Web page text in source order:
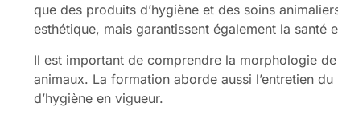
que des produits d’hygiène et des soins
esthétique, mais garantissent également la santé
Il est important de comprendre la morphologie
animaux. La formation aborde aussi l’entretien
d’hygiène en vigueur.